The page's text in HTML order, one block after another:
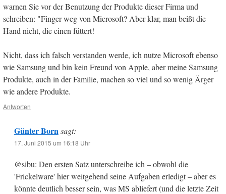
warnen Sie vor der Benutzung der Produkte dieser Firma und
schreiben: "Finger weg von Microsoft? Aber klar, man beißt die
Hand nicht, die einen füttert!
Nicht, dass ich falsch verstanden werde, ich nutze Microsoft ebenso
wie Samsung und bin kein Freund von Apple, aber meine Samsung
Produkte, auch in der Familie, machen so viel und so wenig Ärger
wie andere Produkte.
Antworten
Günter Born sagt:
17. Juni 2015 um 16:18 Uhr
@sibu: Den ersten Satz unterschreibe ich – obwohl die
'Frickelware' hier weitgehend seine Aufgaben erledigt – aber es
könnte deutlich besser sein, was MS abliefert (und die letzte Zeit